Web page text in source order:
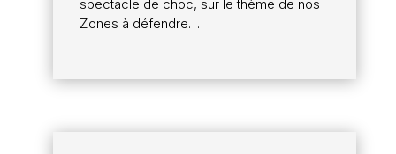
spectacle de choc, sur le thème de nos
Zones à défendre…